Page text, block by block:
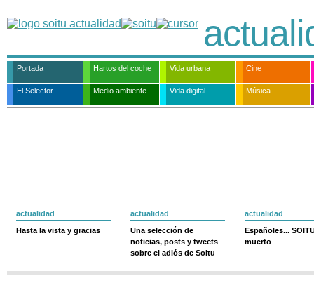
Portada Hartos del coche Vida urbana Cine
El Selector Medio ambiente Vida digital Música
actualidad
Hasta la vista y gracias
actualidad
Una selección de
noticias, posts y tweets
sobre el adiós de Soitu
actualidad
Españoles...
muerto